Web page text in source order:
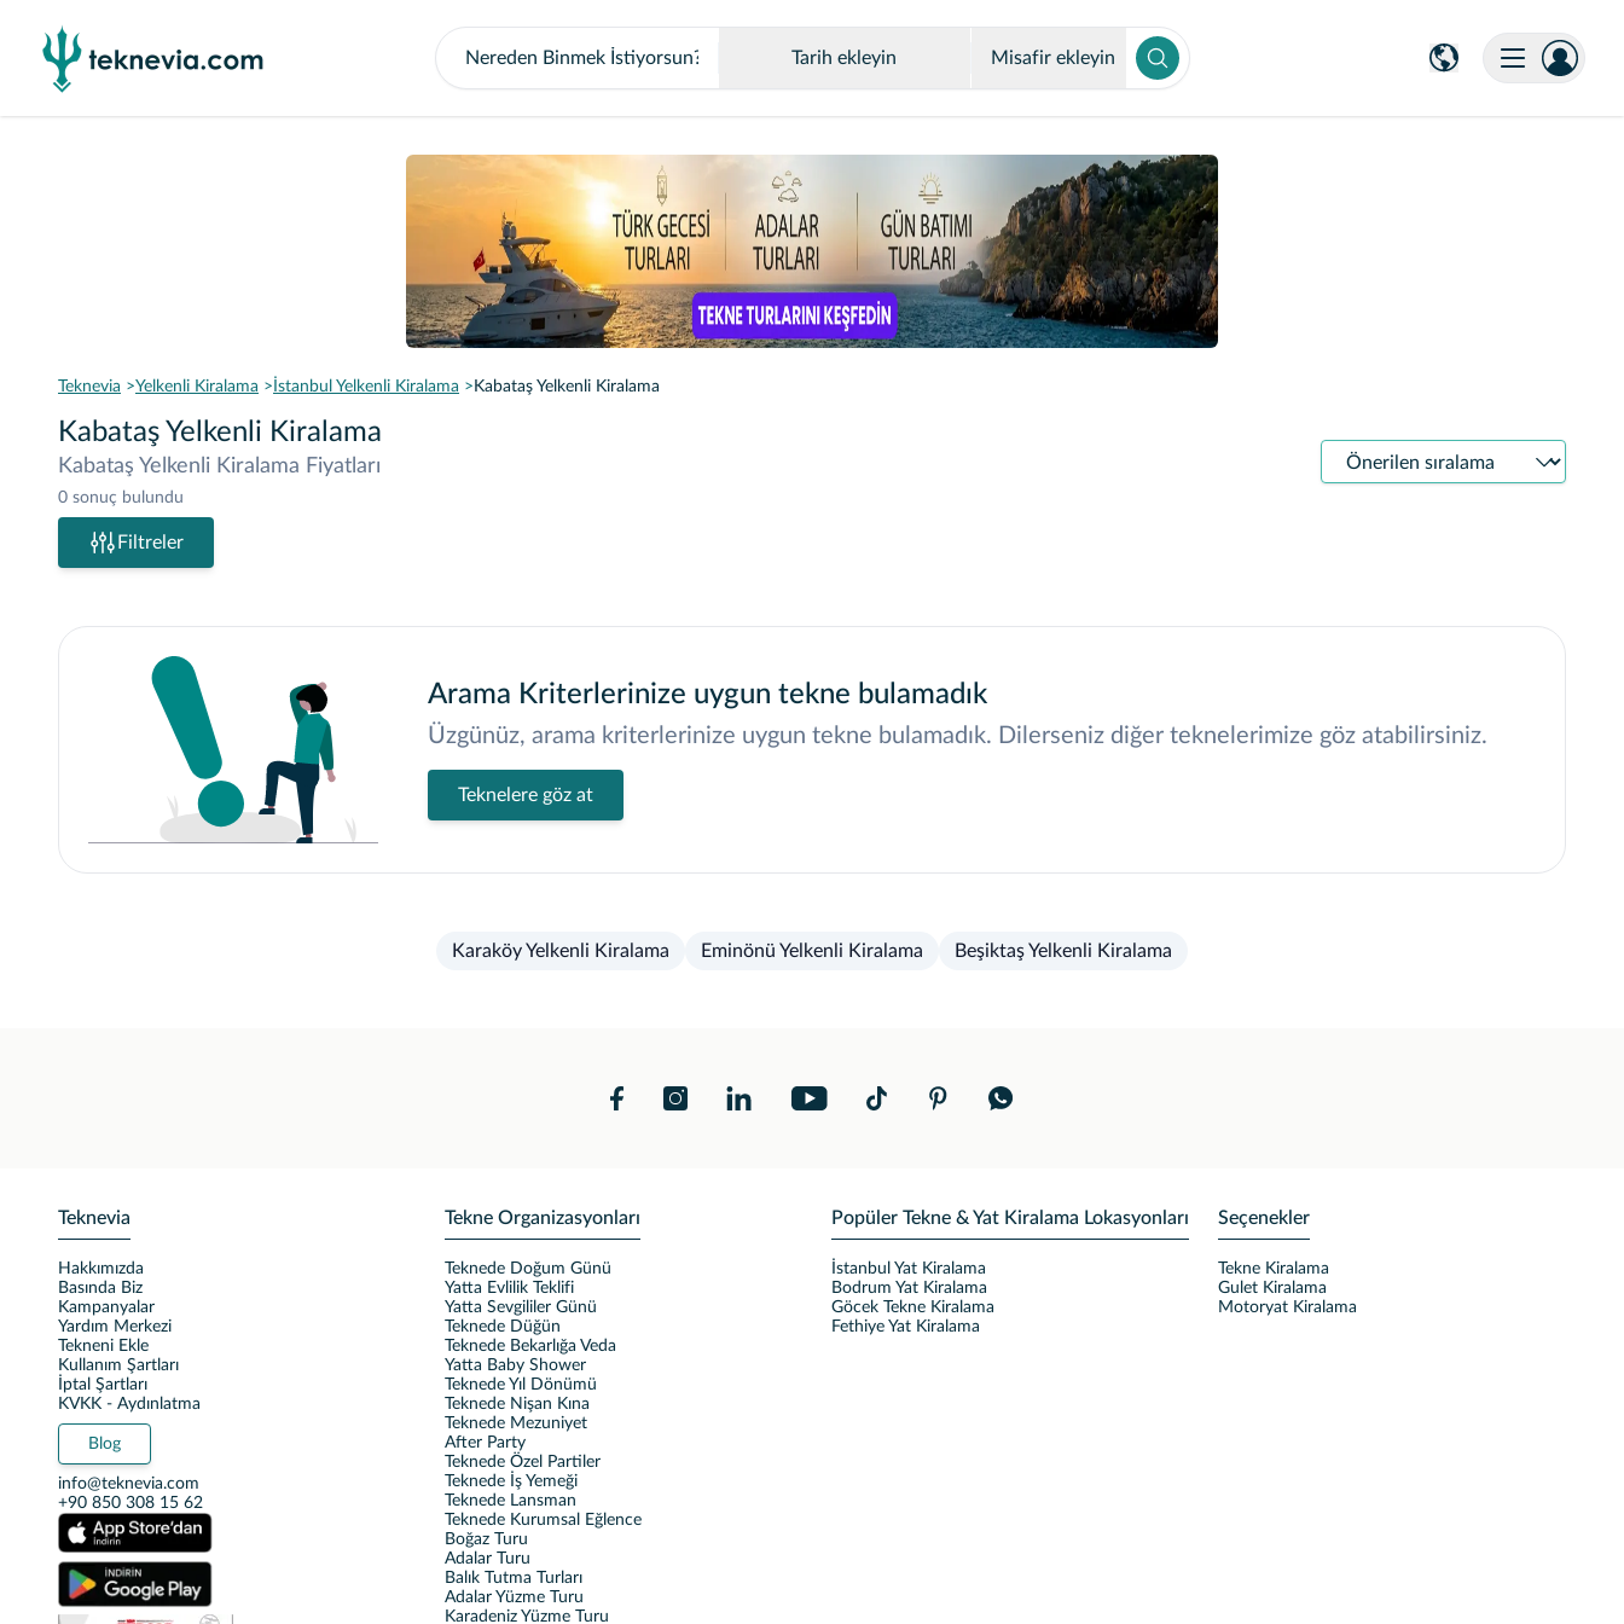
Tarih ekleyin Misafir ekleyin
Teknevia Yelkenli Kiralama İstanbul Yelkenli Kiralama Kabataş Yelkenli Kiralama
Kabataş Yelkenli Kiralama
Kabataş Yelkenli Kiralama Fiyatları
0 sonuç bulundu
Sıralama
Filtreler
Arama Kriterlerinize uygun tekne bulamadık
Üzgünüz, arama kriterlerinize uygun tekne bulamadık. Dilerseniz diğer teknelerimize göz atabilirsiniz.
Teknelere göz at
Karaköy Yelkenli Kiralama Eminönü Yelkenli Kiralama Beşiktaş Yelkenli Kiralama
Teknevia
Hakkımızda
Basında Biz
Kampanyalar
Yardım Merkezi
Tekneni Ekle
Kullanım Şartları
İptal Şartları
KVKK - Aydınlatma
Blog
info@teknevia.com
+90 850 308 15 62
Tekne Organizasyonları
Teknede Doğum Günü
Yatta Evlilik Teklifi
Yatta Sevgililer Günü
Teknede Düğün
Teknede Bekarlığa Veda
Yatta Baby Shower
Teknede Yıl Dönümü
Teknede Nişan Kına
Teknede Mezuniyet
After Party
Teknede Özel Partiler
Teknede İş Yemeği
Teknede Lansman
Teknede Kurumsal Eğlence
Boğaz Turu
Adalar Turu
Balık Tutma Turları
Adalar Yüzme Turu
Karadeniz Yüzme Turu
Popüler Tekne & Yat Kiralama Lokasyonları
İstanbul Yat Kiralama
Bodrum Yat Kiralama
Göcek Tekne Kiralama
Fethiye Yat Kiralama
Seçenekler
Tekne Kiralama
Gulet Kiralama
Motoryat Kiralama